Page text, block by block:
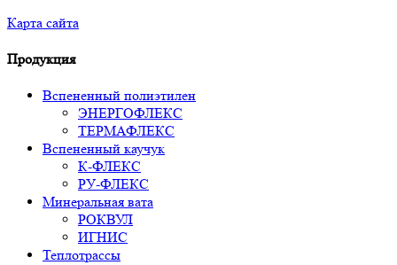
Карта сайта
Продукция
Вспененный полиэтилен
ЭНЕРГОФЛЕКС
ТЕРМАФЛЕКС
Вспененный каучук
К-ФЛЕКС
РУ-ФЛЕКС
Минеральная вата
РОКВУЛ
ИГНИС
Теплотрассы